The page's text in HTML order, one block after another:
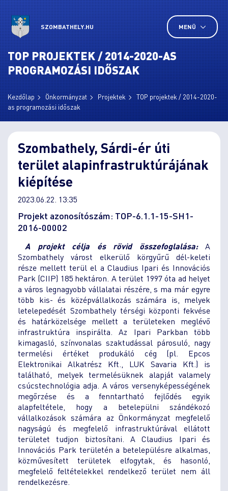
SZOMBATHELY.HU MENÜ
TOP PROJEKTEK / 2014-2020-AS
PROGRAMOZÁSI IDŐSZAK
Kezdőlap Önkormányzat Projektek
TOP projektek / 2014-2020-
as programozási időszak
Szombathely, Sárdi-ér úti
terület alapinfrastruktúrájának
kiépítése
2023.06.22. 13:35
Projekt azonosítószám: TOP-6.1.1-15-SH1-
2016-00002
A projekt célja és rövid összefoglalása:A
Szombathely várost elkerülő körgyűrű dél-keleti
része mellett terül el a Claudius Ipari és Innovációs
Park (CIIP) 185 hektáron. A terület 1997 óta ad helyet
a város legnagyobb vállalatai részére, s ma már egyre
több kis- és középvállalkozás számára is, melyek
letelepedését Szombathely térségi központi fekvése
és határközelsége mellett a területeken meglévő
infrastruktúra inspirálta. Az Ipari Parkban több
kimagasló, színvonalas szaktudással párosuló, nagy
termelési értéket produkáló cég (pl. Epcos
Elektronikai Alkatrész Kft., LUK Savaria Kft.) is
található, melyek termelésüknek alapját valamely
csúcstechnológia adja. A város versenyképességének
megőrzése és a fenntartható fejlődés egyik
alapfeltétele, hogy a betelepülni szándékozó
vállalkozások számára az Önkormányzat megfelelő
nagyságú és megfelelő infrastruktúrával ellátott
területet tudjon biztosítani. A Claudius Ipari és
Innovációs Park területén a betelepülésre alkalmas,
közművesített területek elfogytak, és hasonló,
megfelelő feltételekkel rendelkező terület nem áll
rendelkezésre.